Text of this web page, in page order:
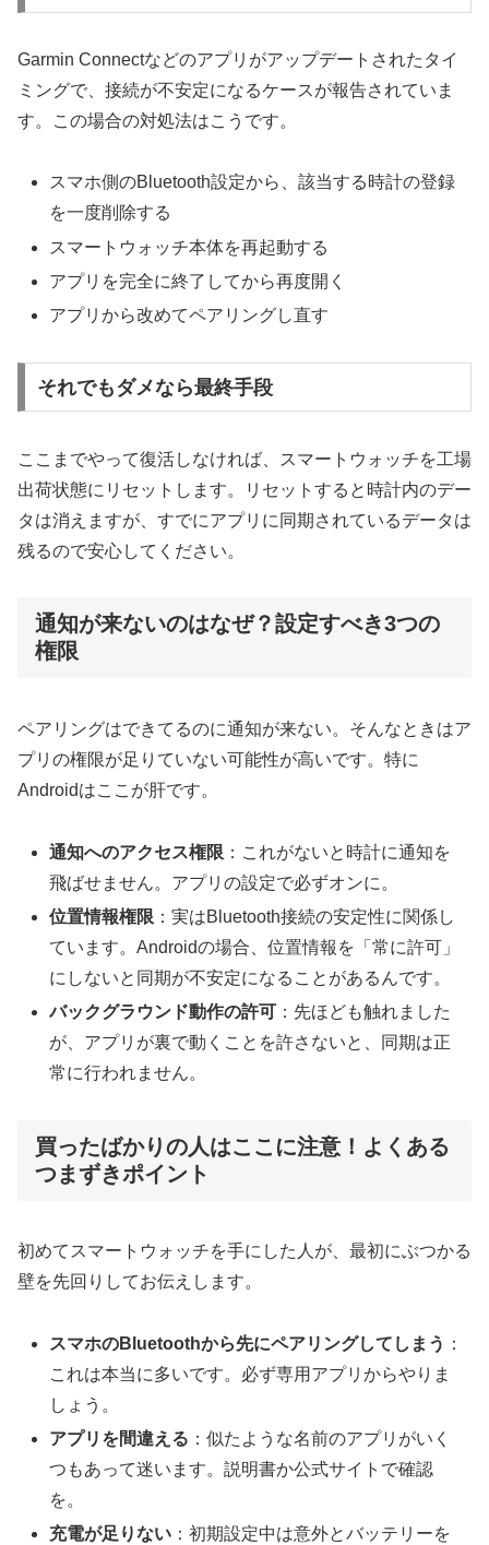
Garmin Connectなどのアプリがアップデートされたタイ
ミングで、接続が不安定になるケースが報告されていま
す。この場合の対処法はこうです。
スマホ側のBluetooth設定から、該当する時計の登録
を一度削除する
スマートウォッチ本体を再起動する
アプリを完全に終了してから再度開く
アプリから改めてペアリングし直す
それでもダメなら最終手段
ここまでやって復活しなければ、スマートウォッチを工場
出荷状態にリセットします。リセットすると時計内のデー
タは消えますが、すでにアプリに同期されているデータは
残るので安心してください。
通知が来ないのはなぜ？設定すべき3つの
権限
ペアリングはできてるのに通知が来ない。そんなときはア
プリの権限が足りていない可能性が高いです。特に
Androidはここが肝です。
通知へのアクセス権限 ：これがないと時計に通知を
飛ばせません。アプリの設定で必ずオンに。
位置情報権限 ：実はBluetooth接続の安定性に関係し
ています。Androidの場合、位置情報を「常に許可」
にしないと同期が不安定になることがあるんです。
バックグラウンド動作の許可 ：先ほども触れました
が、アプリが裏で動くことを許さないと、同期は正
常に行われません。
買ったばかりの人はここに注意！よくある
つまずきポイント
初めてスマートウォッチを手にした人が、最初にぶつかる
壁を先回りしてお伝えします。
スマホのBluetoothから先にペアリングしてしまう ：
これは本当に多いです。必ず専用アプリからやりま
しょう。
アプリを間違える ：似たような名前のアプリがいく
つもあって迷います。説明書か公式サイトで確認
を。
充電が足りない ：初期設定中は意外とバッテリーを